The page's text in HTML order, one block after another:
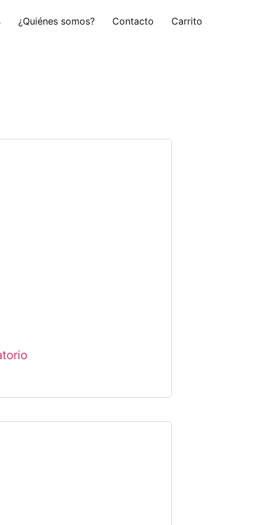
¿Quiénes somos? Contacto Carrito